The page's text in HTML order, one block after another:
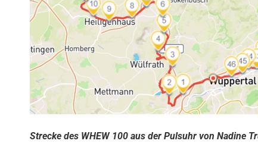
Strecke des WHEW 100 aus der Pulsuhr von Nadine